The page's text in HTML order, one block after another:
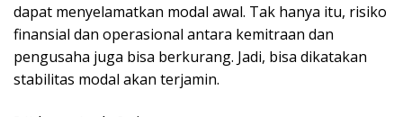
dapat menyelamatkan modal awal. Tak hanya itu, risiko
finansial dan operasional antara kemitraan dan
pengusaha juga bisa berkurang. Jadi, bisa dikatakan
stabilitas modal akan terjamin.